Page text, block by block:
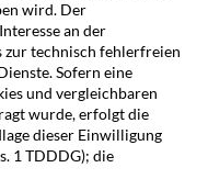
wird. Der
an der
zur technisch fehlerfreien
Sofern eine
und vergleichbaren
wurde, erfolgt die
dieser Einwilligung
1 TDDDG); die